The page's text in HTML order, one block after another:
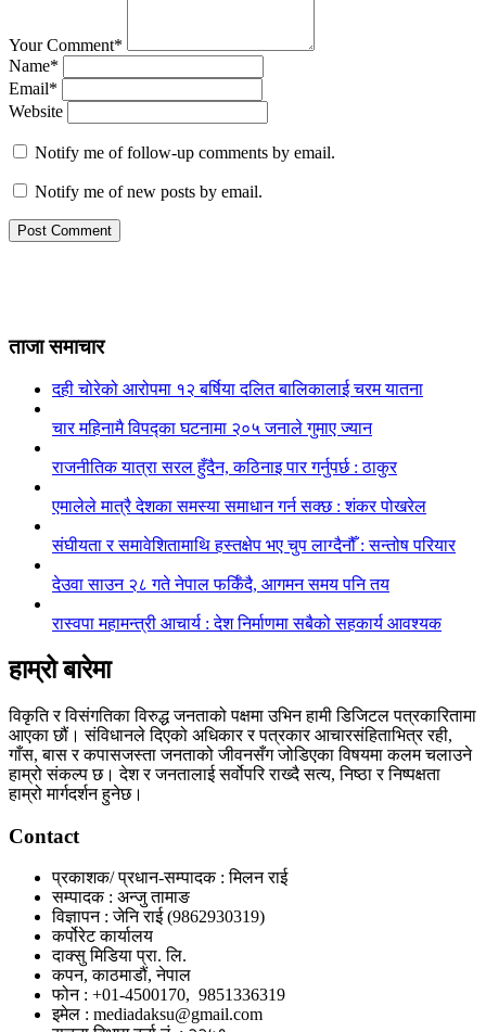
Your Comment*
Name*
Email*
Website
Notify me of follow-up comments by email.
Notify me of new posts by email.
ताजा समाचार
दही चोरेको आरोपमा १२ बर्षिया दलित बालिकालाई चरम यातना
चार महिनामै विपद्का घटनामा २०५ जनाले गुमाए ज्यान
राजनीतिक यात्रा सरल हुँदैन, कठिनाइ पार गर्नुपर्छ : ठाकुर
एमालेले मात्रै देशका समस्या समाधान गर्न सक्छ : शंकर पोखरेल
संघीयता र समावेशितामाथि हस्तक्षेप भए चुप लाग्दैनौँ : सन्तोष परियार
देउवा साउन २८ गते नेपाल फर्किँदै, आगमन समय पनि तय
रास्वपा महामन्त्री आचार्य : देश निर्माणमा सबैको सहकार्य आवश्यक
हाम्रो बारेमा
विकृति र विसंगतिका विरुद्ध जनताको पक्षमा उभिन हामी डिजिटल पत्रकारितामा
आएका छौं। संविधानले दिएको अधिकार र पत्रकार आचारसंहिताभित्र रही,
गाँस, बास र कपासजस्ता जनताको जीवनसँग जोडिएका विषयमा कलम चलाउने
हाम्रो संकल्प छ। देश र जनतालाई सर्वोपरि राख्दै सत्य, निष्ठा र निष्पक्षता
हाम्रो मार्गदर्शन हुनेछ।
Contact
प्रकाशक/ प्रधान-सम्पादक : मिलन राई
सम्पादक : अन्जु तामाङ
विज्ञापन : जेनि राई (9862930319)
कर्पोरेट कार्यालय
दाक्सु मिडिया प्रा. लि.
कपन, काठमाडौं, नेपाल
फोन : +01-4500170, 9851336319
इमेल : mediadaksu@gmail.com